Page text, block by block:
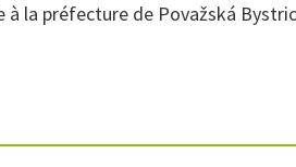
la préfecture de Považská